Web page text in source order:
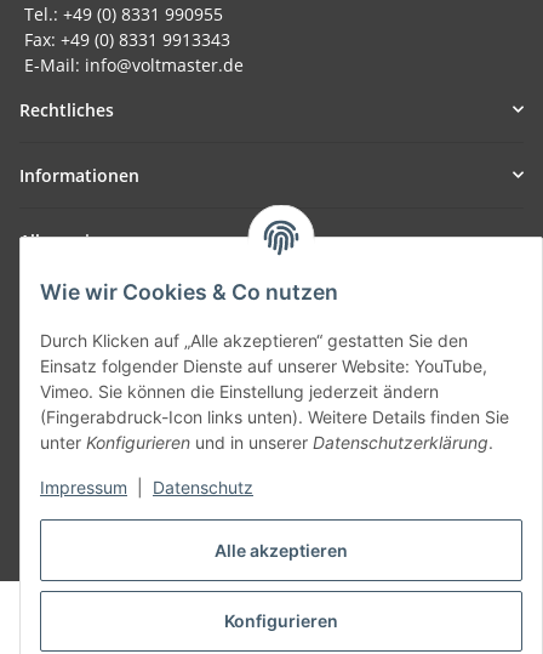
Alle akzeptieren
Konfigurieren
Wie wir Cookies & Co nutzen
Durch Klicken auf „Alle akzeptieren“ gestatten Sie den
Einsatz folgender Dienste auf unserer Website: YouTube,
Vimeo. Sie können die Einstellung jederzeit ändern
(Fingerabdruck-Icon links unten). Weitere Details finden Sie
unter Konfigurieren und in unserer Datenschutzerklärung.
Impressum Datenschutz
Tel.: +49 (0) 8331 990955
Fax: +49 (0) 8331 9913343
E-Mail: info@voltmaster.de
Rechtliches
Informationen
Allgemein
Teil unseres Netzwerks:
SmoliTec - Safety. Simplified. Worldwide. ( B2B Shop )
Vertrag widerrufen
* Alle Preise inkl. gesetzlicher USt., zzgl.Versand
© voltmaster.de
Powered byJTL-Shop